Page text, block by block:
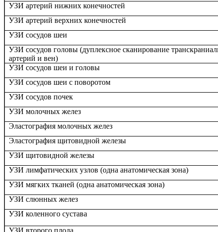
УЗИ артерий нижних конечностей
УЗИ артерий верхних конечностей
УЗИ сосудов шеи
УЗИ сосудов головы (дуплексное сканирование
артерий и вен)
УЗИ сосудов шеи и головы
УЗИ сосудов шеи с поворотом
УЗИ сосудов почек
УЗИ молочных желез
Эластография молочных желез
Эластография щитовидной железы
УЗИ щитовидной железы
УЗИ лимфатических узлов (одна анатомическая зона)
УЗИ мягких тканей (одна анатомическая зона)
УЗИ слюнных желез
УЗИ коленного сустава